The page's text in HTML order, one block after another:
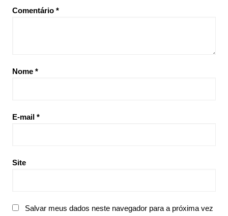
Comentário *
Nome *
E-mail *
Site
Salvar meus dados neste navegador para a próxima vez